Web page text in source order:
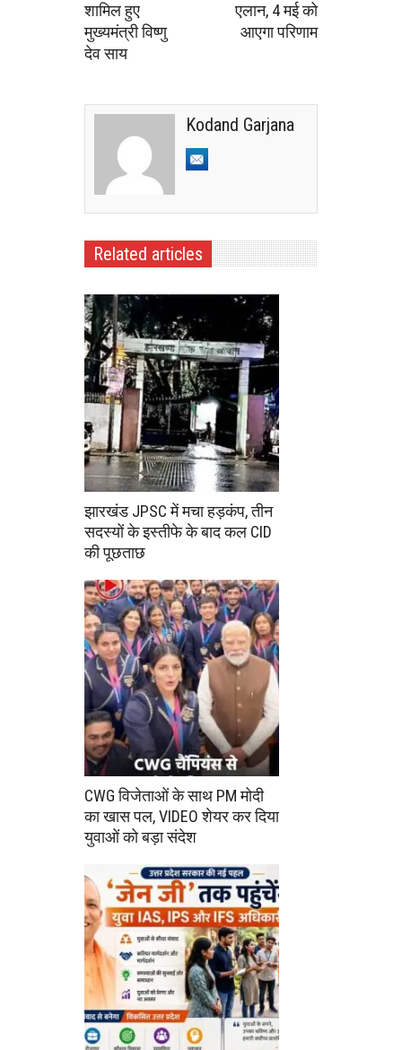
शामिल हुए
मुख्यमंत्री विष्णु
देव साय
एलान, 4 मई को
आएगा परिणाम
Kodand Garjana
Related articles
झारखंड JPSC में मचा हड़कंप, तीन
सदस्यों के इस्तीफे के बाद कल CID
की पूछताछ
CWG विजेताओं के साथ PM मोदी
का खास पल, VIDEO शेयर कर दिया
युवाओं को बड़ा संदेश